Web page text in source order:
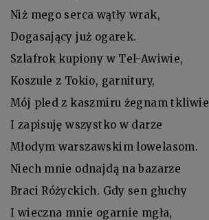
Niż mego serca wątły wrak,
Dogasający już ogarek.
Szlafrok kupiony w Tel-Awiwie,
Koszule z Tokio, garnitury,
Mój pled z kaszmiru żegnam tkliwie
I zapisuję wszystko w darze
Młodym warszawskim lowelasom.
Niech mnie odnajdą na bazarze
Braci Różyckich. Gdy sen głuchy
I wieczna mnie ogarnie mgła,